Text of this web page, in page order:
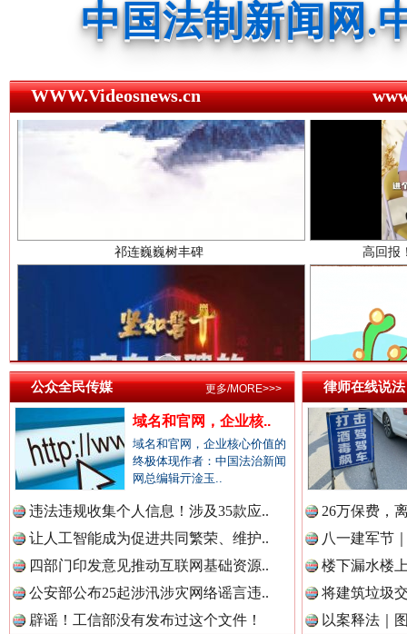
中国法治新闻网.
中国法院新闻网.
中国检察新闻网.
中国医药新闻网.
中国企业新闻网.
中国农业新闻网.
中国视频新闻网.
WWW.Videosnews.cn
祁连巍巍树丰碑 高回报
一枚“钉子”竟然扎入要害部门
雄关漫道展新颜 “
公众全民传媒
域名和官网，企业核..
域名和官网，企业核心价值的
终极体现作者：中国法治新闻
网总编辑亓淦玉..
违法违规收集个人信息！涉及35款应..
让人工智能成为促进共同繁荣、维护..
四部门印发意见推动互联网基础资源..
公安部公布25起涉汛涉灾网络谣言违..
辟谣！工信部没有发布过这个文件！
更多/MORE>>> 律师在线说法
26万保费，
八一建军节
楼下漏水楼
将建筑垃圾
以案释法｜